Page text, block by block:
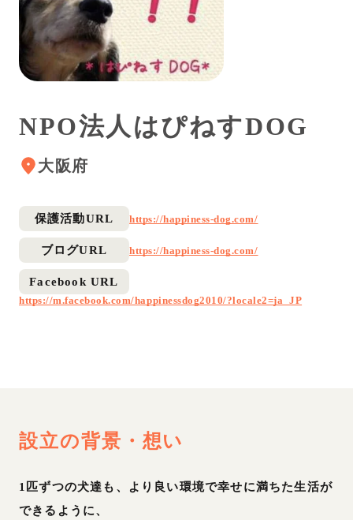
NPO法人はぴねすDOG
大阪府
保護活動URL https://happiness-dog.com/
ブログURL https://happiness-dog.com/
Facebook URL
https://m.facebook.com/happinessdog2010/?locale2=ja_JP
設立の背景・想い
1匹ずつの犬達も、より良い環境で幸せに満ちた生活が
できるように、